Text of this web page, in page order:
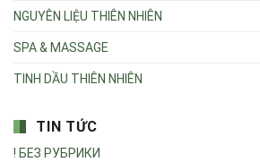
NGUYÊN LIỆU THIÊN NHIÊN
SPA & MASSAGE
TINH DẦU THIÊN NHIÊN
TIN TỨC
! БЕЗ РУБРИКИ